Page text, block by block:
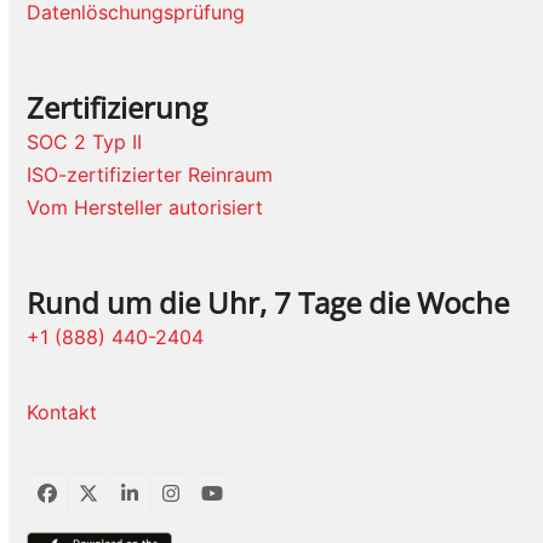
Datenlöschungsprüfung
Zertifizierung
SOC 2 Typ II
ISO-zertifizierter Reinraum
Vom Hersteller autorisiert
Rund um die Uhr, 7 Tage die Woche
+1 (888) 440-2404
Kontakt
Facebook
TwitterLinkedInInstagram
YouTube